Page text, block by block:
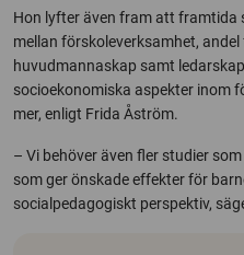
Hon lyfter även fram att framtida
mellan förskoleverksamhet,
huvudmannaskap samt
socioekonomiska aspekter inom
mer, enligt Frida Åström.
– Vi behöver även fler studier
som ger önskade effekter för
socialpedagogiskt perspektiv,